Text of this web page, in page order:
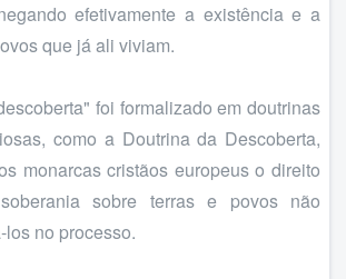
efetivamente a existência e a
que já ali viviam.
foi formalizado em doutrinas
como a Doutrina da Descoberta,
monarcas cristãos europeus o direito
sobre terras e povos não
no processo.